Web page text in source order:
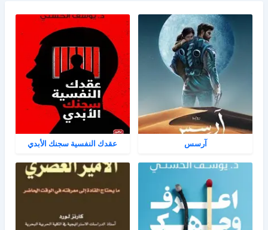
آرسس عقدك النفسية سجنك الأبدي